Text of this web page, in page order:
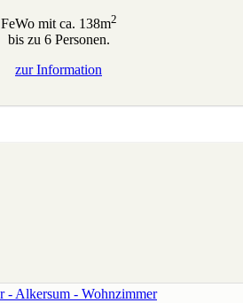
FeWo mit ca. 138m2
bis zu 6 Personen.
zurInformation